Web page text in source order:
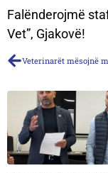
Falënderojmë
Vet”, Gjakovë!